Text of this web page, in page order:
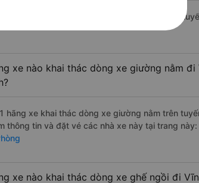
có nhà xe nào có loại xe limousine khai thác
xe nào khai thác dòng xe giường nằm
hãng xe khai thác dòng xe giường nằm trên
thông tin và đặt vé các nhà xe này tại trang này:
xe nào khai thác dòng xe ghế ngồi đi